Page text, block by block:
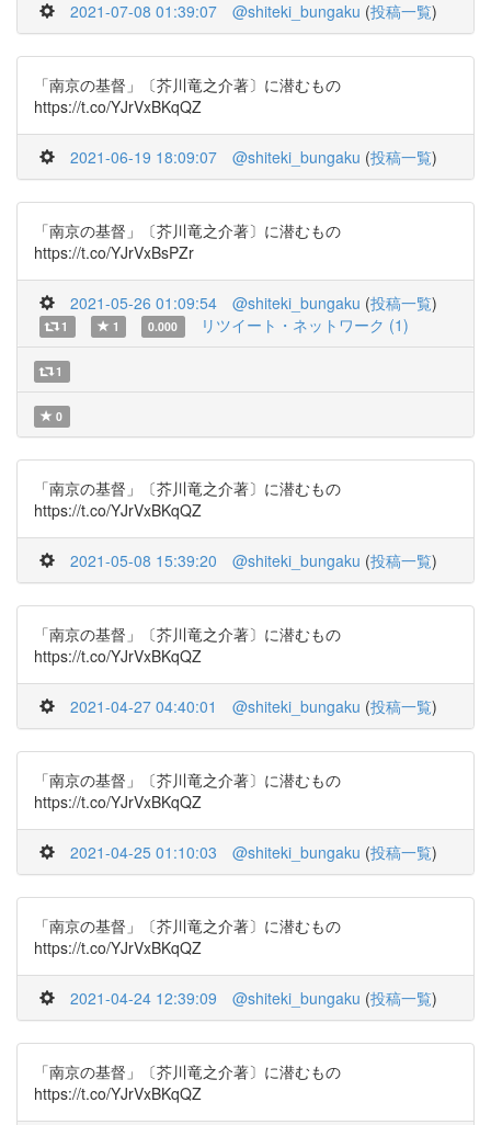
2021-07-08 01:39:07 @shiteki_bungaku (投稿一覧)
「南京の基督」〔芥川竜之介著〕に潜むもの
https://t.co/YJrVxBKqQZ
2021-06-19 18:09:07 @shiteki_bungaku (投稿一覧)
「南京の基督」〔芥川竜之介著〕に潜むもの
https://t.co/YJrVxBsPZr
2021-05-26 01:09:54 @shiteki_bungaku (投稿一覧)
1 1 0.000 リツイート・ネットワーク (1)
1
0
「南京の基督」〔芥川竜之介著〕に潜むもの
https://t.co/YJrVxBKqQZ
2021-05-08 15:39:20 @shiteki_bungaku (投稿一覧)
「南京の基督」〔芥川竜之介著〕に潜むもの
https://t.co/YJrVxBKqQZ
2021-04-27 04:40:01 @shiteki_bungaku (投稿一覧)
「南京の基督」〔芥川竜之介著〕に潜むもの
https://t.co/YJrVxBKqQZ
2021-04-25 01:10:03 @shiteki_bungaku (投稿一覧)
「南京の基督」〔芥川竜之介著〕に潜むもの
https://t.co/YJrVxBKqQZ
2021-04-24 12:39:09 @shiteki_bungaku (投稿一覧)
「南京の基督」〔芥川竜之介著〕に潜むもの
https://t.co/YJrVxBKqQZ